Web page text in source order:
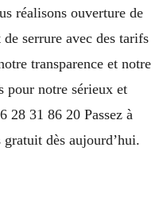
réalisons ouverture de
serrure avec des tarifs
transparence et notre
pour notre sérieux et
28 31 86 20 Passez à
dès aujourd’hui.